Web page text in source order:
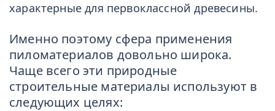
характерные для первоклассной древесины.
Именно поэтому сфера применения
пиломатериалов довольно широка.
Чаще всего эти природные
строительные материалы используют в
следующих целях: